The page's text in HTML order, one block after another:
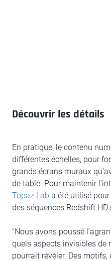
Découvrir les détails
En pratique, le contenu
différentes échelles, pour
grands écrans muraux
de table. Pour maintenir
Topaz Lab a été utilisé
des séquences Redshift
"Nous avons poussé
quels aspects invisibles de
pourrait révéler. Des